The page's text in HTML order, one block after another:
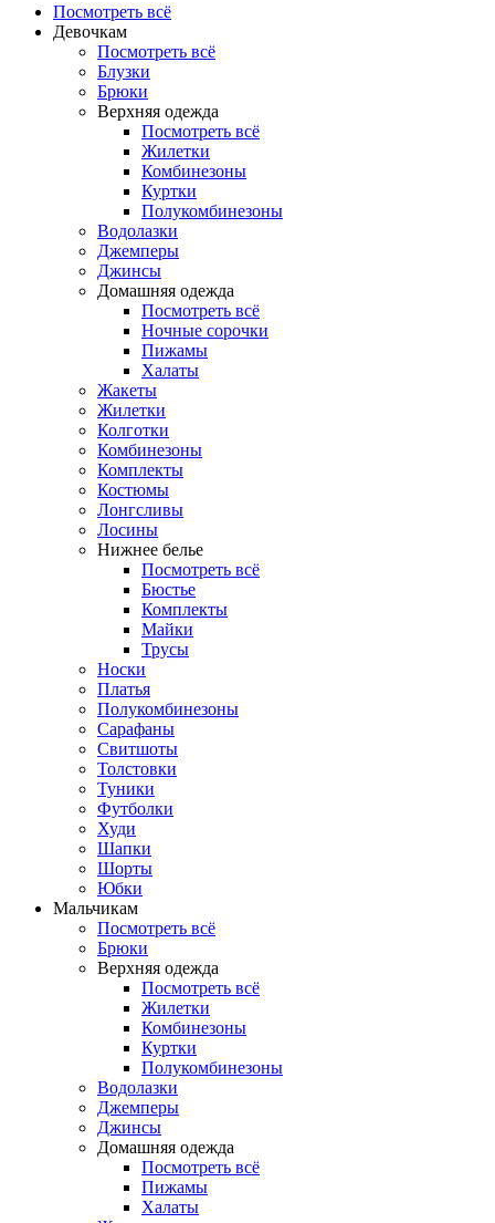
Посмотреть всё
Девочкам
Посмотреть всё
Блузки
Брюки
Верхняя одежда
Посмотреть всё
Жилетки
Комбинезоны
Куртки
Полукомбинезоны
Водолазки
Джемперы
Джинсы
Домашняя одежда
Посмотреть всё
Ночные сорочки
Пижамы
Халаты
Жакеты
Жилетки
Колготки
Комбинезоны
Комплекты
Костюмы
Лонгсливы
Лосины
Нижнее белье
Посмотреть всё
Бюстье
Комплекты
Майки
Трусы
Носки
Платья
Полукомбинезоны
Сарафаны
Свитшоты
Толстовки
Туники
Футболки
Худи
Шапки
Шорты
Юбки
Мальчикам
Посмотреть всё
Брюки
Верхняя одежда
Посмотреть всё
Жилетки
Комбинезоны
Куртки
Полукомбинезоны
Водолазки
Джемперы
Джинсы
Домашняя одежда
Посмотреть всё
Пижамы
Халаты